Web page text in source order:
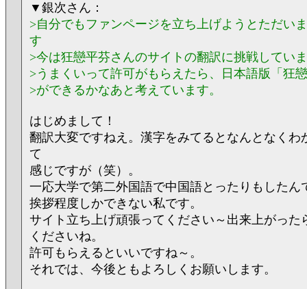
▼銀次さん：
>自分でもファンページを立ち上げようとただい
す
>今は狂戀平芬さんのサイトの翻訳に挑戦してい
>うまくいって許可がもらえたら、日本語版「狂
>ができるかなあと考えています。
はじめまして！
翻訳大変ですねえ。漢字をみてるとなんとなくわ
て
感じですが（笑）。
一応大学で第二外国語で中国語とったりもしたん
挨拶程度しかできない私です。
サイト立ち上げ頑張ってください～出来上がった
くださいね。
許可もらえるといいですね～。
それでは、今後ともよろしくお願いします。